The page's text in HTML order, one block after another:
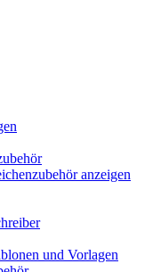
anzeigen
und Vorlagen